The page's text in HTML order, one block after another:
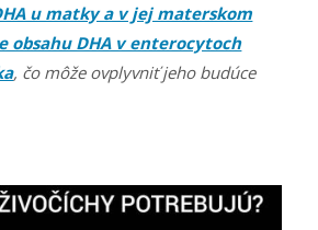
u matky a v jej materskom
obsahu DHA v enterocytoch
, čo môže ovplyvniť jeho budúce